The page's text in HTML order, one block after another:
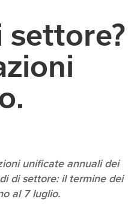
unificate annuali dei
di settore: il termine dei
al 7 luglio.